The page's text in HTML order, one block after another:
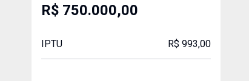
R$ 750.000,00
IPTU R$ 993,00